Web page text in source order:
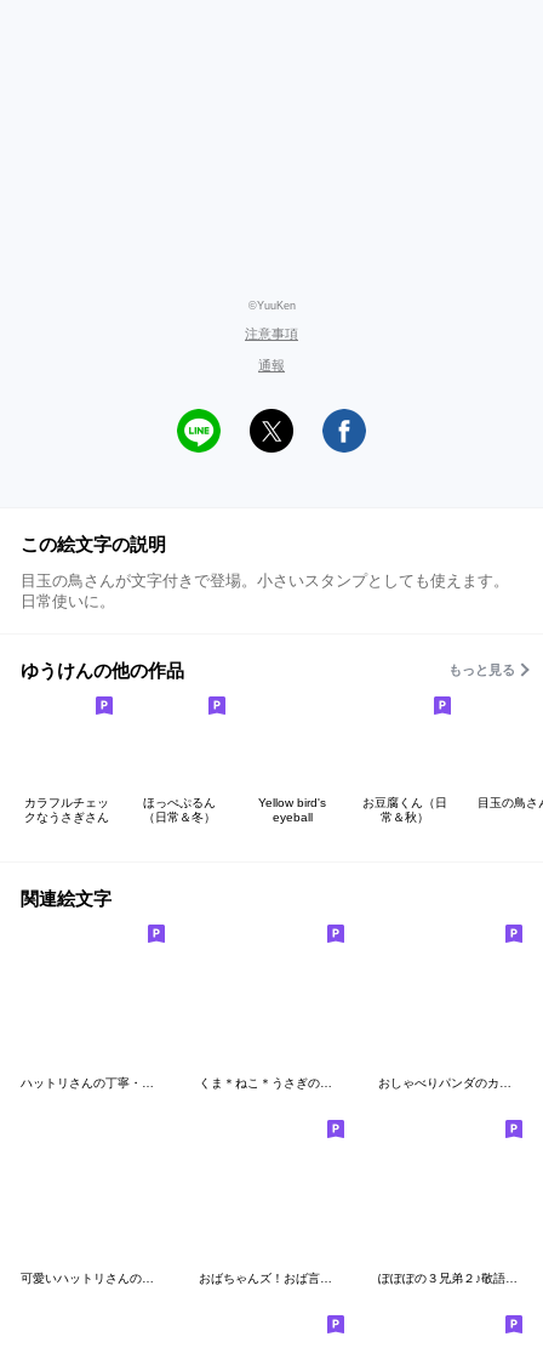
©YuuKen
注意事項
通報
この絵文字の説明
目玉の鳥さんが文字付きで登場。小さいスタンプとしても使えます。
日常使いに。
ゆうけんの他の作品 もっと見る
カラフルチェッ
クなうさぎさん
ほっぺぷるん
（日常＆冬）
Yellow bird's
eyeball
お豆腐くん（日
常＆秋）
目玉の鳥さ
関連絵文字
可愛いハットリさんの絵文字６ おばちゃんズ！おば言葉返しの絵文字 ぽぽぽの３兄弟２♪敬語あいさつ